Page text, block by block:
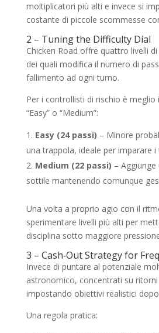
moltiplicatori più alti e invece si
costante di piccole scommesse
2 – Tuning the Difficulty Dial
Chicken Road offre quattro livelli
dei quali modifica il numero di
fallimento ad ogni turno.
Per i controllisti di rischio è meglio
“Easy” o “Medium”:
Easy (24 passi) – Minore
una trappola, ideale per imparare i
Medium (22 passi) –
sottile mantenendo comunque
Una volta a proprio agio con il
sperimentare livelli più alti per
disciplina sotto maggiore
3 – Cash‑Out Strategy for
Invece di puntare al potenziale
astronomico, concentrati su
impostando obiettivi realistici
Una regola pratica: